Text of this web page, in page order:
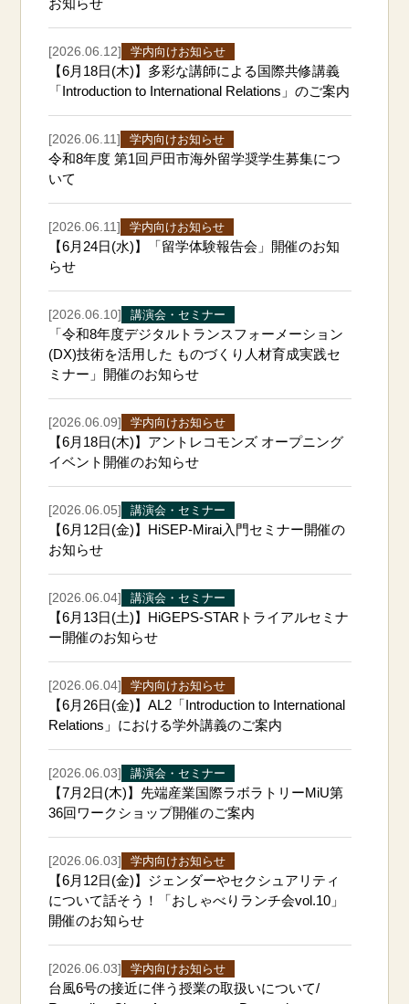
お知らせ
[2026.06.12] 学内向けお知らせ
【6月18日(木)】多彩な講師による国際共修講義
「Introduction to International Relations」のご案内
[2026.06.11] 学内向けお知らせ
令和8年度 第1回戸田市海外留学奨学生募集につ
いて
[2026.06.11] 学内向けお知らせ
【6月24日(水)】「留学体験報告会」開催のお知
らせ
[2026.06.10] 講演会・セミナー
「令和8年度デジタルトランスフォーメーション
(DX)技術を活用した ものづくり人材育成実践セ
ミナー」開催のお知らせ
[2026.06.09] 学内向けお知らせ
【6月18日(木)】アントレコモンズ オープニング
イベント開催のお知らせ
[2026.06.05] 講演会・セミナー
【6月12日(金)】HiSEP-Mirai入門セミナー開催の
お知らせ
[2026.06.04] 講演会・セミナー
【6月13日(土)】HiGEPS-STARトライアルセミナ
ー開催のお知らせ
[2026.06.04] 学内向けお知らせ
【6月26日(金)】AL2「Introduction to International
Relations」における学外講義のご案内
[2026.06.03] 講演会・セミナー
【7月2日(木)】先端産業国際ラボラトリーMiU第
36回ワークショップ開催のご案内
[2026.06.03] 学内向けお知らせ
【6月12日(金)】ジェンダーやセクシュアリティ
について話そう！「おしゃべりランチ会vol.10」
開催のお知らせ
[2026.06.03] 学内向けお知らせ
台風6号の接近に伴う授業の取扱いについて/